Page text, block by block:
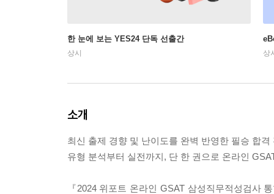
한 눈에 보는 YES24 단독 선출간
상시 상
소개
최신 출제 경향 및 난이도를 완벽 반영한 필승 합격
유형 분석부터 실전까지, 단 한 권으로 온라인
『2024 위포트 온라인 GSAT 삼성직무적성검사